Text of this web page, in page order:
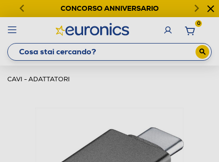
CONCORSO ANNIVERSARIO
0
CAVI - ADATTATORI